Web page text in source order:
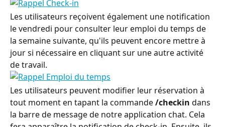
Les utilisateurs reçoivent également une notification
le vendredi pour consulter leur emploi du temps de
la semaine suivante, qu'ils peuvent encore mettre à
jour si nécessaire en cliquant sur une autre activité
de travail.
Les utilisateurs peuvent modifier leur réservation à
tout moment en tapant la commande /checkin dans
la barre de message de notre application chat. Cela